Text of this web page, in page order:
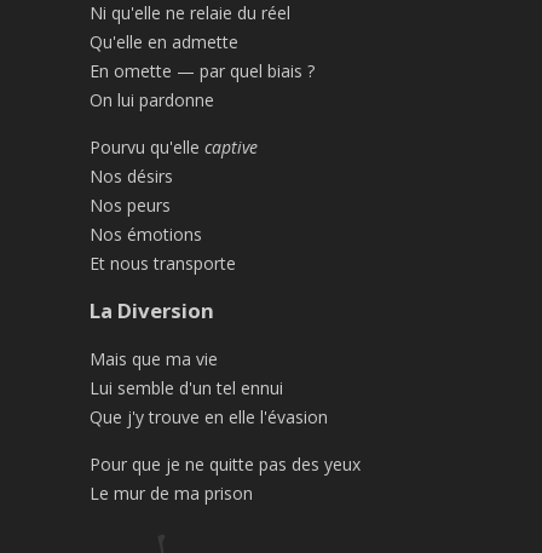
Ni qu'elle ne relaie du réel
Qu'elle en admette
En omette — par quel biais ?
On lui pardonne
Pourvu qu'elle captive
Nos désirs
Nos peurs
Nos émotions
Et nous transporte
La Diversion
Mais que ma vie
Lui semble d'un tel ennui
Que j'y trouve en elle l'évasion
Pour que je ne quitte pas des yeux
Le mur de ma prison